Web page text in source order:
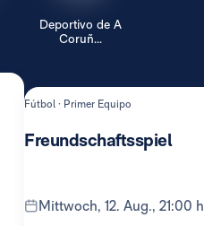
Deportivo de A
Coruñ...
Fútbol · Primer Equipo
Freundschaftsspiel
Mittwoch, 12. Aug., 21:00 h